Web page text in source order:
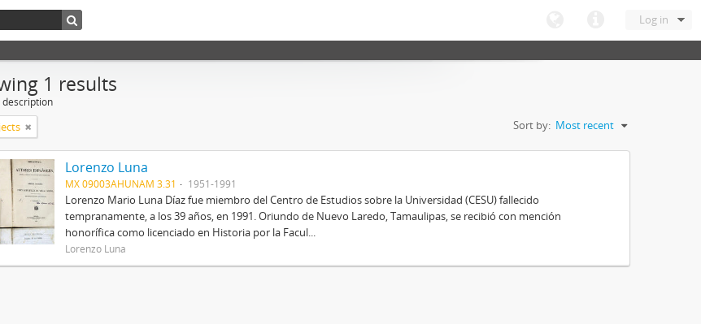
Log in
1 results
description
Sort by: Most recent
Lorenzo Luna
MX 09003AHUNAM 3.31 1951-1991
Lorenzo Mario Luna Díaz fue miembro del Centro de Estudios sobre la Universidad (CESU) fallecido
tempranamente, a los 39 años, en 1991. Oriundo de Nuevo Laredo, Tamaulipas, se recibió con mención
honorífica como licenciado en Historia por la Facul...
Lorenzo Luna